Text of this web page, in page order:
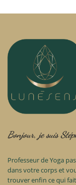
Bonjour, je suis
Professeur de Yoga
dans votre corps et
trouver enfin ce qui